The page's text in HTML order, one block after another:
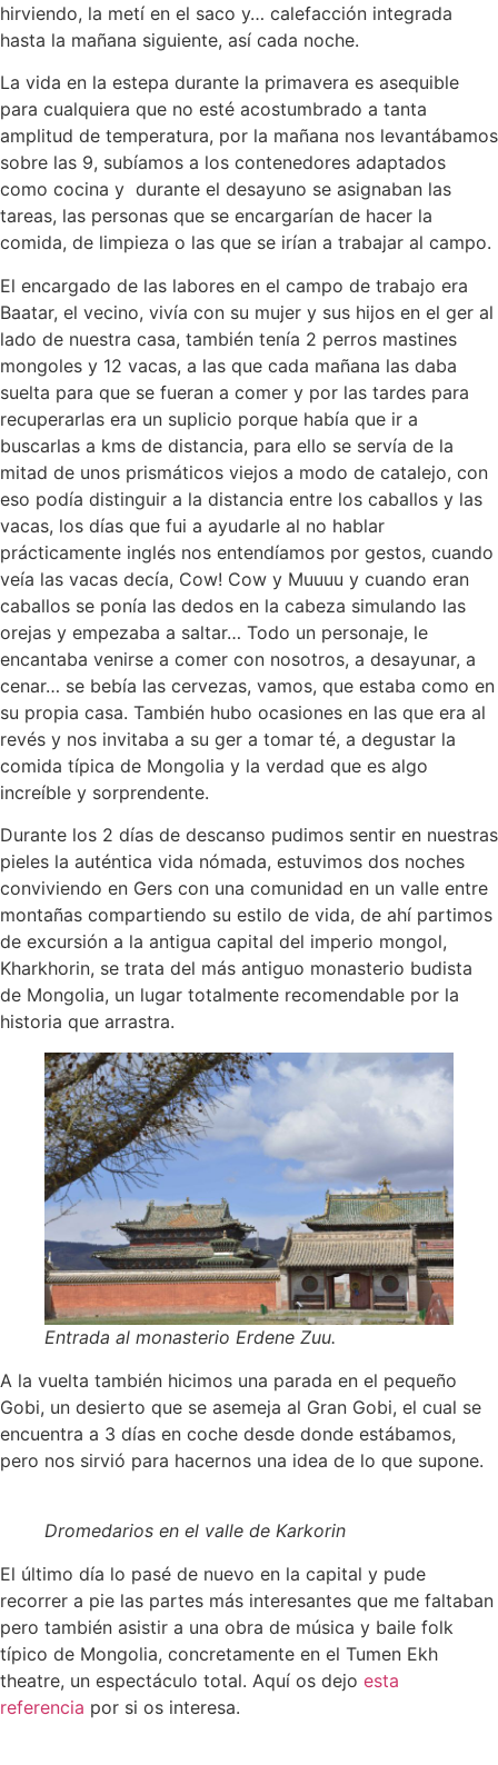
hirviendo, la metí en el saco y… calefacción integrada
hasta la mañana siguiente, así cada noche.
La vida en la estepa durante la primavera es asequible
para cualquiera que no esté acostumbrado a tanta
amplitud de temperatura, por la mañana nos levantábamos
sobre las 9, subíamos a los contenedores adaptados
como cocina y durante el desayuno se asignaban las
tareas, las personas que se encargarían de hacer la
comida, de limpieza o las que se irían a trabajar al campo.
El encargado de las labores en el campo de trabajo era
Baatar, el vecino, vivía con su mujer y sus hijos en el ger al
lado de nuestra casa, también tenía 2 perros mastines
mongoles y 12 vacas, a las que cada mañana las daba
suelta para que se fueran a comer y por las tardes para
recuperarlas era un suplicio porque había que ir a
buscarlas a kms de distancia, para ello se servía de la
mitad de unos prismáticos viejos a modo de catalejo, con
eso podía distinguir a la distancia entre los caballos y las
vacas, los días que fui a ayudarle al no hablar
prácticamente inglés nos entendíamos por gestos, cuando
veía las vacas decía, Cow! Cow y Muuuu y cuando eran
caballos se ponía las dedos en la cabeza simulando las
orejas y empezaba a saltar… Todo un personaje, le
encantaba venirse a comer con nosotros, a desayunar, a
cenar… se bebía las cervezas, vamos, que estaba como en
su propia casa. También hubo ocasiones en las que era al
revés y nos invitaba a su ger a tomar té, a degustar la
comida típica de Mongolia y la verdad que es algo
increíble y sorprendente.
Durante los 2 días de descanso pudimos sentir en nuestras
pieles la auténtica vida nómada, estuvimos dos noches
conviviendo en Gers con una comunidad en un valle entre
montañas compartiendo su estilo de vida, de ahí partimos
de excursión a la antigua capital del imperio mongol,
Kharkhorin, se trata del más antiguo monasterio budista
de Mongolia, un lugar totalmente recomendable por la
historia que arrastra.
Entrada al monasterio Erdene Zuu.
A la vuelta también hicimos una parada en el pequeño
Gobi, un desierto que se asemeja al Gran Gobi, el cual se
encuentra a 3 días en coche desde donde estábamos,
pero nos sirvió para hacernos una idea de lo que supone.
Dromedarios en el valle de Karkorin
El último día lo pasé de nuevo en la capital y pude
recorrer a pie las partes más interesantes que me faltaban
pero también asistir a una obra de música y baile folk
típico de Mongolia, concretamente en el Tumen Ekh
theatre, un espectáculo total. Aquí os dejo esta
referencia por si os interesa.